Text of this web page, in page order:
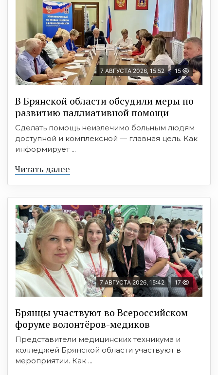
7 АВГУСТА 2026, 15:52 15
В Брянской области обсудили меры по
развитию паллиативной помощи
Сделать помощь неизлечимо больным людям
доступной и комплексной — главная цель. Как
информирует ...
Читать далее
7 АВГУСТА 2026, 15:42 17
Брянцы участвуют во Всероссийском
форуме волонтёров-медиков
Представители медицинских техникума и
колледжей Брянской области участвуют в
мероприятии. Как ...